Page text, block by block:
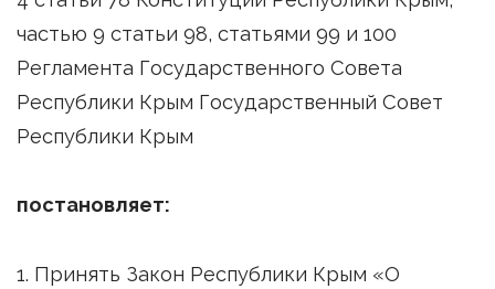
частью 9 статьи 98, статьями 99 и 100
Регламента Государственного Совета
Республики Крым Государственный Совет
Республики Крым
постановляет:
1. Принять Закон Республики Крым «О